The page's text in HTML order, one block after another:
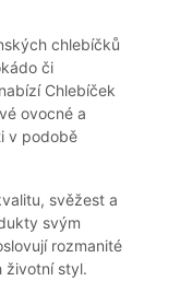
chlebíčků
či
Chlebíček
ovocné a
v podobě
svěžest a
svým
rozmanité
životní styl.